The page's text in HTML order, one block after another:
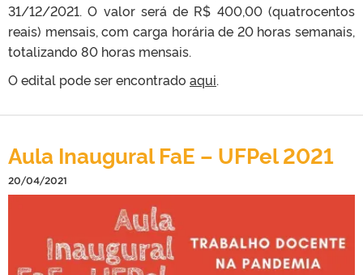
31/12/2021. O valor será de R$ 400,00 (quatrocentos
reais) mensais, com carga horária de 20 horas semanais,
totalizando 80 horas mensais.
O edital pode ser encontrado aqui.
Aula Inaugural FaE – UFPel 2021
20/04/2021